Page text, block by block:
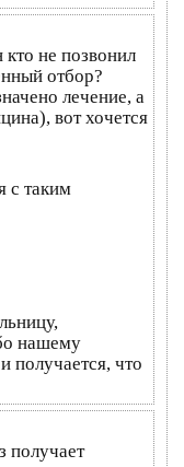
не позвонил
отбор?
лечение, а
вот хочется
с таким
нашему
получается, что
получает